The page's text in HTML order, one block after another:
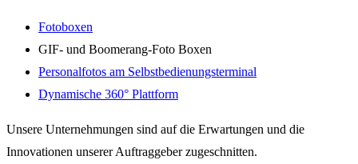
Fotoboxen
GIF- und Boomerang-Foto Boxen
Personalfotos am Selbstbedienungsterminal
Dynamische 360° Plattform
Unsere Unternehmungen sind auf die Erwartungen und die
Innovationen unserer Auftraggeber zugeschnitten.